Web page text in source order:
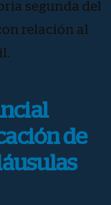
segunda del
relación al
de